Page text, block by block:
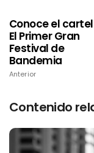
Conoce el
El Primer Gran
Festival de
Bandemia
Anterior
Contenido